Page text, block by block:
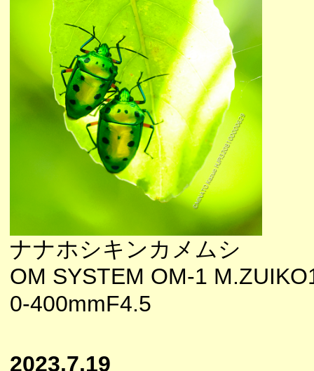
ナナホシキンカメムシ
OM SYSTEM OM-1
0-400mmF4.5
2023.7.19